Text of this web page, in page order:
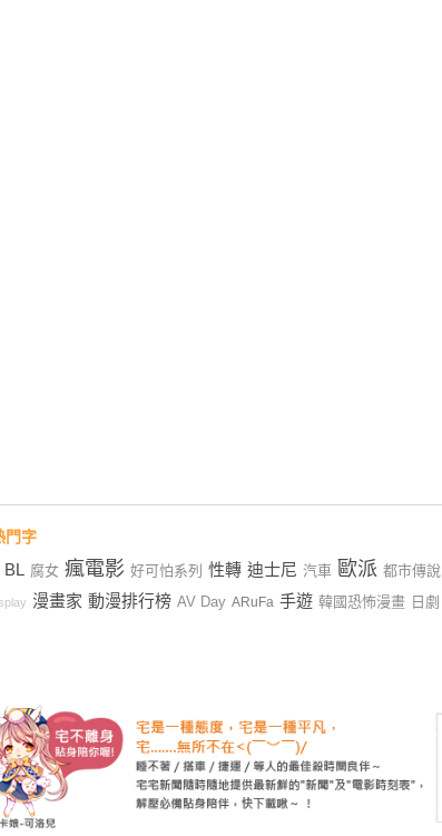
門字
BL 腐女 瘋電影 好可怕系列 性轉 迪士尼 汽車 歐派 都市傳說
漫畫家 動漫排行榜 AV Day ARuFa 手遊 韓國恐怖漫畫 日劇